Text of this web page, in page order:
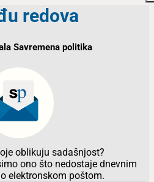
redova
Savremena politika
oblikuju sadašnjost?
ono što nedostaje dnevnim
elektronskom poštom.